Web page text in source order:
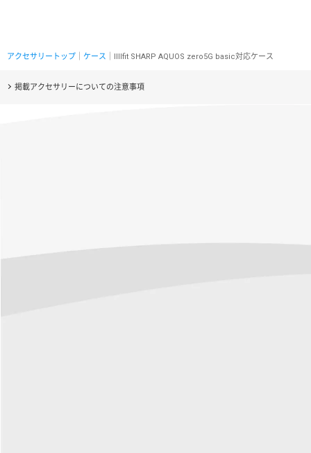
アクセサリートップ ケース ｜IIIIfit SHARP AQUOS zero5G basic対応ケース
掲載アクセサリーについての注意事項